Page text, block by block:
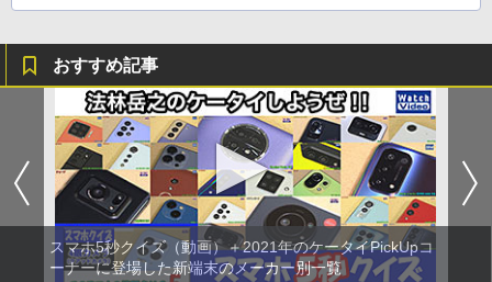
おすすめ記事
スマホ5秒クイズ（動画）＋2021年のケータイPickUpコ
ーナーに登場した新端末のメーカー別一覧